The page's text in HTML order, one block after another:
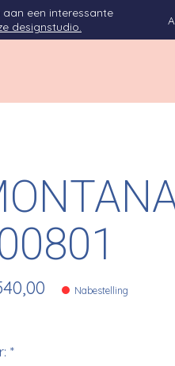
een interessante
designstudio.
Nabestelling
*